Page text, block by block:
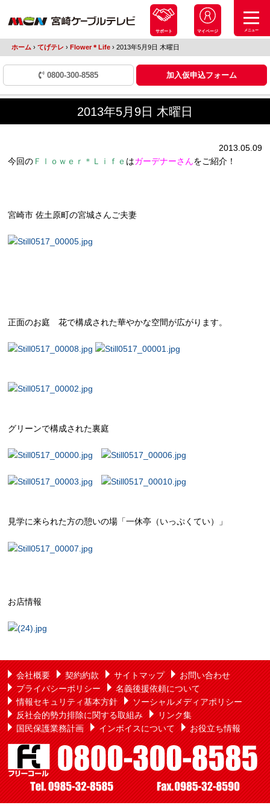
サポート マイページ メニュー
ホーム › てげテレ › Flower＊Life ›2013年5月9日 木曜日
0800-300-8585 加入仮申込フォーム
2013年5月9日 木曜日
2013.05.09
今回の Ｆｌｏｗｅｒ＊Ｌｉｆｅ はガーデナーさんをご紹介！
宮崎市 佐土原町の宮城さんご夫妻
正面のお庭 花で構成された華やかな空間が広がります。
グリーンで構成された裏庭
見学に来られた方の憩いの場「一休亭（いっぷくてい）」
お店情報
会社概要 契約約款 サイトマップ
お問い合わせ
プライバシーポリシー
名義後援依頼について
情報セキュリティ基本方針
ソーシャルメディアポリシー
反社会的勢力排除に関する取組み
リンク集
国民保護業務計画
インボイスについて お役立ち情報